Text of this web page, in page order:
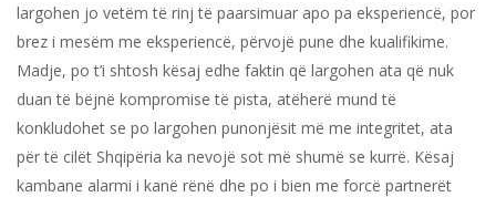
largohen jo vetëm të rinj të paarsimuar apo pa eksperiencë, por
brez i mesëm me eksperiencë, përvojë pune dhe kualifikime.
Madje, po t’i shtosh kësaj edhe faktin që largohen ata që nuk
duan të bëjnë kompromise të pista, atëherë mund të
konkludohet se po largohen punonjësit më me integritet, ata
për të cilët Shqipëria ka nevojë sot më shumë se kurrë. Kësaj
kambane alarmi i kanë rënë dhe po i bien me forcë partnerët